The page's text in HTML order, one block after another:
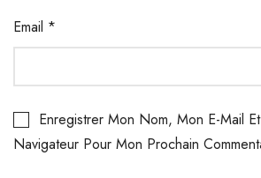
Email *
Enregistrer Mon Nom, Mon E-Mail
Navigateur Pour Mon Prochain